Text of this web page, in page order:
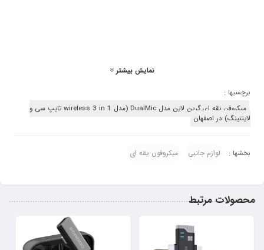
ارگونومیک خود، به راحتی در دست قرار می‌گیرد و برای استفاده طولانی‌مدت
بدون خستگی مناسب است.
جلسات آنلاین طراحی شده است.
عملکرد سه‌گانه: میکروفن، بلندگو و ضبط‌کننده.
نمایش بیشتر
برچسبها :
میکروفن یقه ای گرین لاین مدل DualMic (مدل wireless 3 in 1 تایپ سی و
لایتنینگ) در اصفهان
بخشها : لوازم جانبی میکروفون یقه ای
محصولات مرتبط